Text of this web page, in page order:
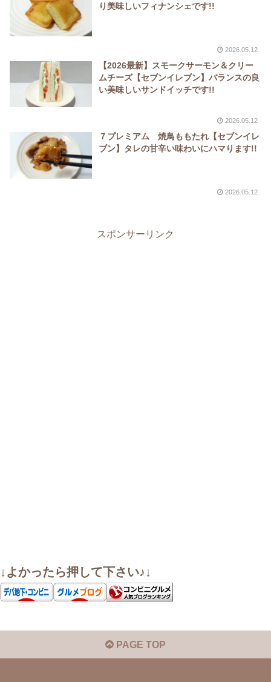
り美味しいフィナンシェです!!
2026.05.12
【2026最新】スモークサーモン＆クリー
ムチーズ【セブンイレブン】バランスの良
い美味しいサンドイッチです!!
2026.05.12
７プレミアム 焼鳥ももたれ【セブンイレ
ブン】タレの甘辛い味わいにハマります!!
2026.05.12
スポンサーリンク
↓よかったら押して下さい♪↓
PAGE TOP